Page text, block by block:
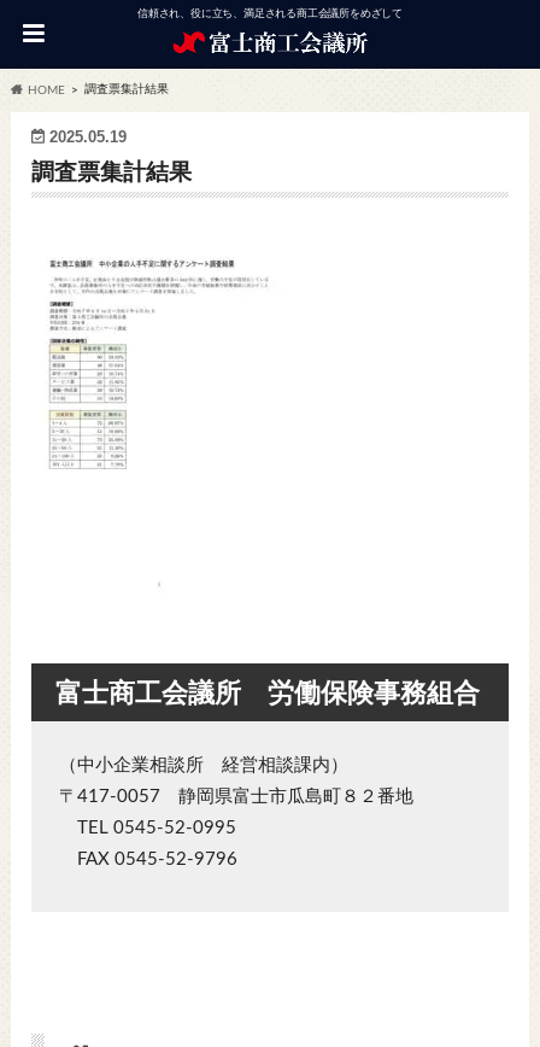
信頼され、役に立ち、満足される商工会議所をめざして
HOME 調査票集計結果
2025.05.19
調査票集計結果
富士商工会議所 労働保険事務組合
（中小企業相談所 経営相談課内）
〒417-0057 静岡県富士市瓜島町８２番地
TEL 0545-52-0995
FAX 0545-52-9796